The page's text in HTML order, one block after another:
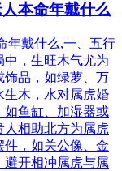
本命年戴什么
年戴什么,一、五行
，生旺木气尤为
饰品，如绿萝、万
生木，水对属虎婚
如鱼缸、加湿器或
人相助北方为属虎
件，如关公像、金
避开相冲属虎与属